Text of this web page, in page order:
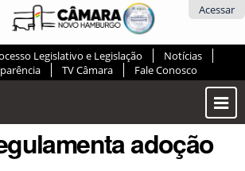
Acessar
Legislativo e Legislação
Notícias
TV Câmara Fale Conosco
ou
adoção